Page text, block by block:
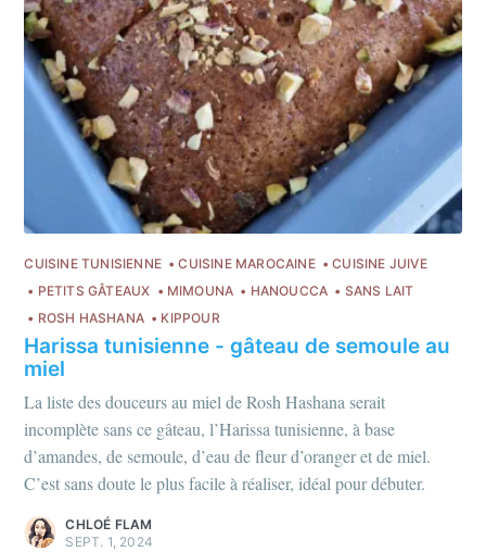
CUISINE TUNISIENNE CUISINE MAROCAINE
CUISINE JUIVE
PETITS GÂTEAUX
MIMOUNA HANOUCCA
SANS LAIT
ROSH HASHANA
KIPPOUR
Harissa tunisienne - gâteau de semoule au
miel
La liste des douceurs au miel de Rosh Hashana serait
incomplète sans ce gâteau, l’Harissa tunisienne, à base
d’amandes, de semoule, d’eau de fleur d’oranger et de miel.
C’est sans doute le plus facile à réaliser, idéal pour débuter.
CHLOÉ FLAM
SEPT. 1, 2024
S'inscrire
ou suivez-moi surinstagram